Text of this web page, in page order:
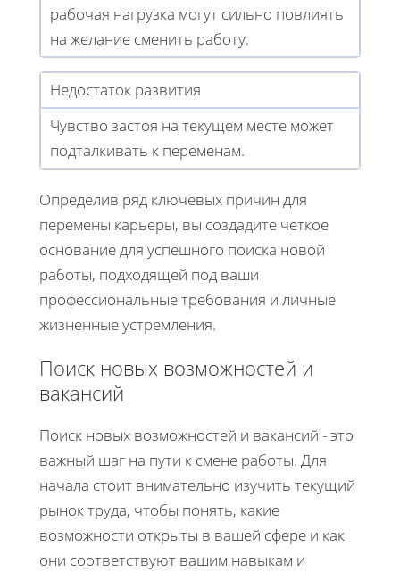
рабочая нагрузка могут сильно повлиять
на желание сменить работу.
Недостаток развития
Чувство застоя на текущем месте может
подталкивать к переменам.
Определив ряд ключевых причин для
перемены карьеры, вы создадите четкое
основание для успешного поиска новой
работы, подходящей под ваши
профессиональные требования и личные
жизненные устремления.
Поиск новых возможностей и
вакансий
Поиск новых возможностей и вакансий - это
важный шаг на пути к смене работы. Для
начала стоит внимательно изучить текущий
рынок труда, чтобы понять, какие
возможности открыты в вашей сфере и как
они соответствуют вашим навыкам и